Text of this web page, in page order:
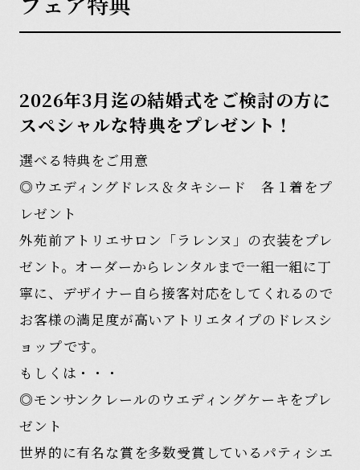
2026年3月迄の結婚式をご検討の方に
スペシャルな特典をプレゼント！
選べる特典をご用意
◎ウエディングドレス＆タキシード 各１着をプ
レゼント
外苑前アトリエサロン「ラレンヌ」の衣装をプレ
ゼント。オーダーからレンタルまで一組一組に丁
寧に、デザイナー自ら接客対応をしてくれるので
お客様の満足度が高いアトリエタイプのドレスシ
ョップです。
もしくは・・・
◎モンサンクレールのウエディングケーキをプレ
ゼント
世界的に有名な賞を多数受賞しているパティシエ